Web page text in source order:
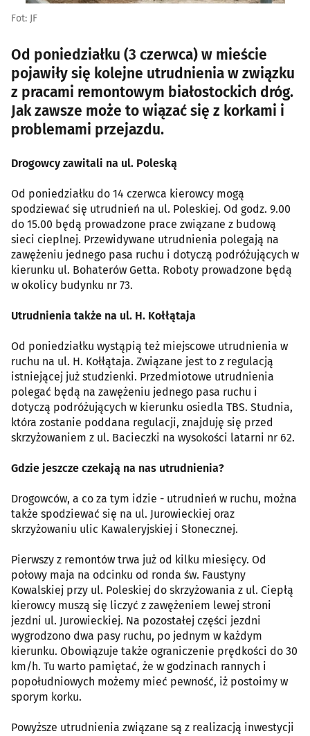
Fot: JF
Od poniedziałku (3 czerwca) w mieście
pojawiły się kolejne utrudnienia w związku
z pracami remontowym białostockich dróg.
Jak zawsze może to wiązać się z korkami i
problemami przejazdu.
Drogowcy zawitali na ul. Poleską
Od poniedziałku do 14 czerwca kierowcy mogą
spodziewać się utrudnień na ul. Poleskiej. Od godz. 9.00
do 15.00 będą prowadzone prace związane z budową
sieci cieplnej. Przewidywane utrudnienia polegają na
zawężeniu jednego pasa ruchu i dotyczą podróżujących w
kierunku ul. Bohaterów Getta. Roboty prowadzone będą
w okolicy budynku nr 73.
Utrudnienia także na ul. H. Kołłątaja
Od poniedziałku wystąpią też miejscowe utrudnienia w
ruchu na ul. H. Kołłątaja. Związane jest to z regulacją
istniejącej już studzienki. Przedmiotowe utrudnienia
polegać będą na zawężeniu jednego pasa ruchu i
dotyczą podróżujących w kierunku osiedla TBS. Studnia,
która zostanie poddana regulacji, znajduję się przed
skrzyżowaniem z ul. Bacieczki na wysokości latarni nr 62.
Gdzie jeszcze czekają na nas utrudnienia?
Drogowców, a co za tym idzie - utrudnień w ruchu, można
także spodziewać się na ul. Jurowieckiej oraz
skrzyżowaniu ulic Kawaleryjskiej i Słonecznej.
Pierwszy z remontów trwa już od kilku miesięcy. Od
połowy maja na odcinku od ronda św. Faustyny
Kowalskiej przy ul. Poleskiej do skrzyżowania z ul. Ciepłą
kierowcy muszą się liczyć z zawężeniem lewej stroni
jezdni ul. Jurowieckiej. Na pozostałej części jezdni
wygrodzono dwa pasy ruchu, po jednym w każdym
kierunku. Obowiązuje także ograniczenie prędkości do 30
km/h. Tu warto pamiętać, że w godzinach rannych i
popołudniowych możemy mieć pewność, iż postoimy w
sporym korku.
Powyższe utrudnienia związane są z realizacją inwestycji